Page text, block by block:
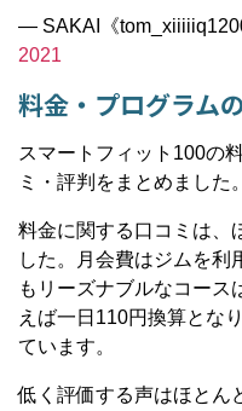
— SAKAI《
2021
料金・プログラム
スマートフィット100の
ミ・評判をまとめました。
料金に関する口コミは、
した。月会費はジムを利
もリーズナブルなコース
えば一日110円換算とな
ています。
低く評価する声はほとん